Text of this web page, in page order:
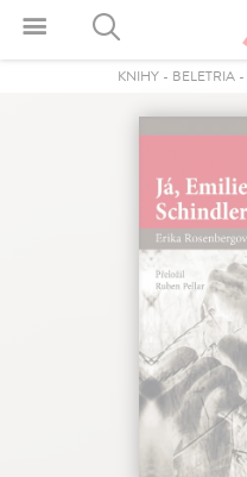
KNIHY - BELETRIA -